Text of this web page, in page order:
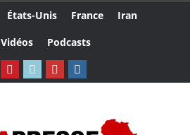
États-Unis France
Iran
Vidéos Podcasts